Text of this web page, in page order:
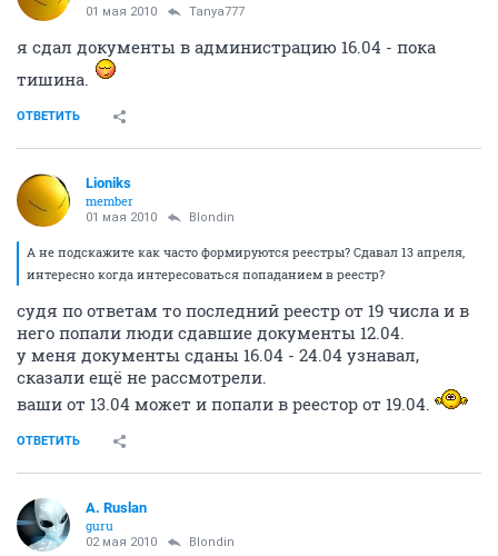
01 мая 2010 Tanya777
я сдал документы в администрацию 16.04 - пока
тишина.
ОТВЕТИТЬ
Lioniks
member
01 мая 2010 Blondin
А не подскажите как часто формируются реестры? Сдавал 13 апреля,
интересно когда интересоваться попаданием в реестр?
судя по ответам то последний реестр от 19 числа и в
него попали люди сдавшие документы 12.04.
у меня документы сданы 16.04 - 24.04 узнавал,
сказали ещё не рассмотрели.
ваши от 13.04 может и попали в реестор от 19.04.
ОТВЕТИТЬ
A. Ruslan
guru
02 мая 2010 Blondin